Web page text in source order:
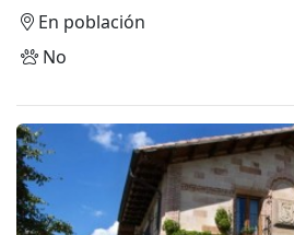
En población
No